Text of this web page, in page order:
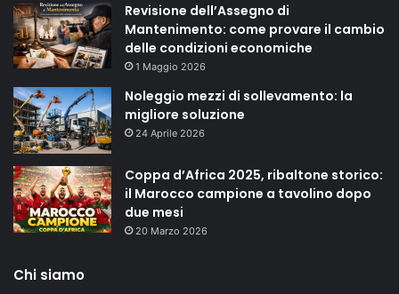
Revisione dell’Assegno di
Mantenimento: come provare il cambio
delle condizioni economiche
1 Maggio 2026
Noleggio mezzi di sollevamento: la
migliore soluzione
24 Aprile 2026
Coppa d’Africa 2025, ribaltone storico:
il Marocco campione a tavolino dopo
due mesi
20 Marzo 2026
Chi siamo